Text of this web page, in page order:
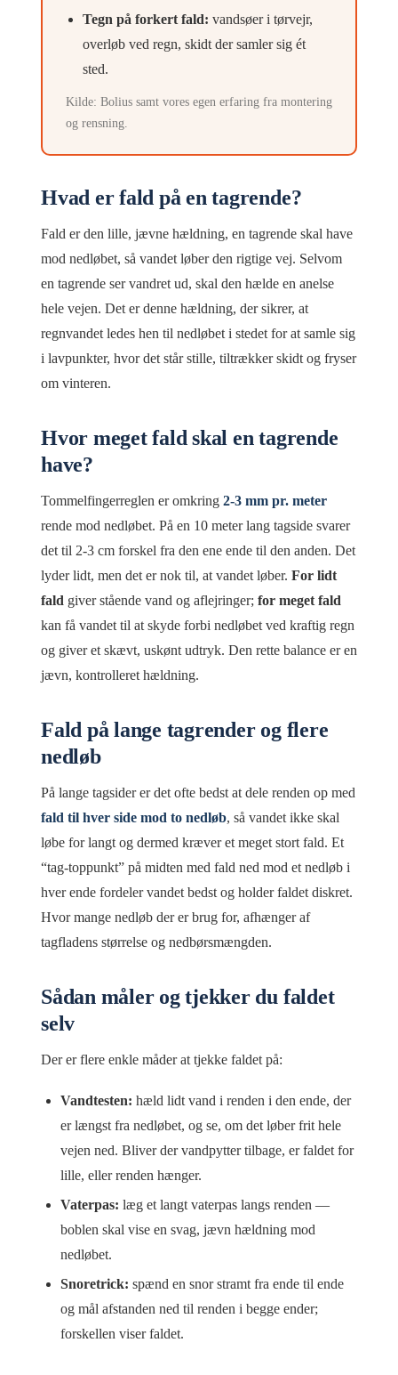
Tegn på forkert fald: vandsøer i tørvejr,
overløb ved regn, skidt der samler sig ét
sted.
Kilde: Bolius samt vores egen erfaring fra montering
og rensning.
Hvad er fald på en tagrende?
Fald er den lille, jævne hældning, en tagrende skal have
mod nedløbet, så vandet løber den rigtige vej. Selvom
en tagrende ser vandret ud, skal den hælde en anelse
hele vejen. Det er denne hældning, der sikrer, at
regnvandet ledes hen til nedløbet i stedet for at samle sig
i lavpunkter, hvor det står stille, tiltrækker skidt og fryser
om vinteren.
Hvor meget fald skal en tagrende
have?
Tommelfingerreglen er omkring 2-3 mm pr. meter
rende mod nedløbet. På en 10 meter lang tagside svarer
det til 2-3 cm forskel fra den ene ende til den anden. Det
lyder lidt, men det er nok til, at vandet løber. For lidt
fald giver stående vand og aflejringer; for meget fald
kan få vandet til at skyde forbi nedløbet ved kraftig regn
og giver et skævt, uskønt udtryk. Den rette balance er en
jævn, kontrolleret hældning.
Fald på lange tagrender og flere
nedløb
På lange tagsider er det ofte bedst at dele renden op med
fald til hver side mod to nedløb, så vandet ikke skal
løbe for langt og dermed kræver et meget stort fald. Et
“tag-toppunkt” på midten med fald ned mod et nedløb i
hver ende fordeler vandet bedst og holder faldet diskret.
Hvor mange nedløb der er brug for, afhænger af
tagfladens størrelse og nedbørsmængden.
Sådan måler og tjekker du faldet
selv
Der er flere enkle måder at tjekke faldet på:
Vandtesten: hæld lidt vand i renden i den ende, der
er længst fra nedløbet, og se, om det løber frit hele
vejen ned. Bliver der vandpytter tilbage, er faldet for
lille, eller renden hænger.
Vaterpas: læg et langt vaterpas langs renden —
boblen skal vise en svag, jævn hældning mod
nedløbet.
Snoretrick: spænd en snor stramt fra ende til ende
og mål afstanden ned til renden i begge ender;
forskellen viser faldet.